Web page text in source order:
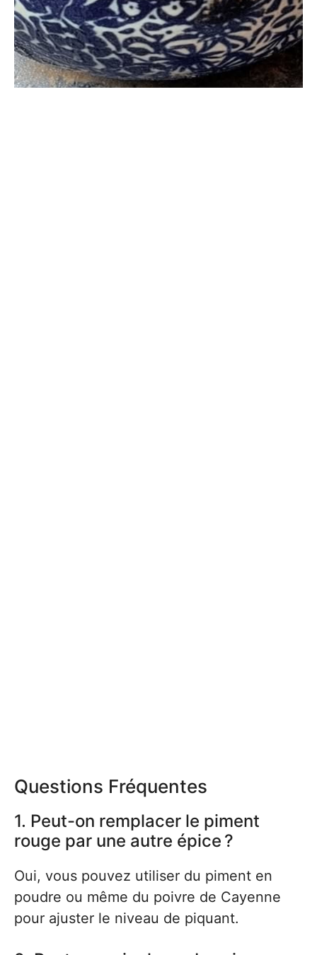
Questions Fréquentes
1. Peut-on remplacer le piment
rouge par une autre épice ?
Oui, vous pouvez utiliser du piment en
poudre ou même du poivre de Cayenne
pour ajuster le niveau de piquant.